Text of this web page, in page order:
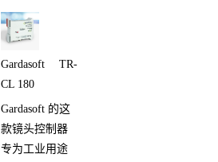
Gardasoft TR-
CL 180
Gardasoft 的这
款镜头控制器
专为工业用途